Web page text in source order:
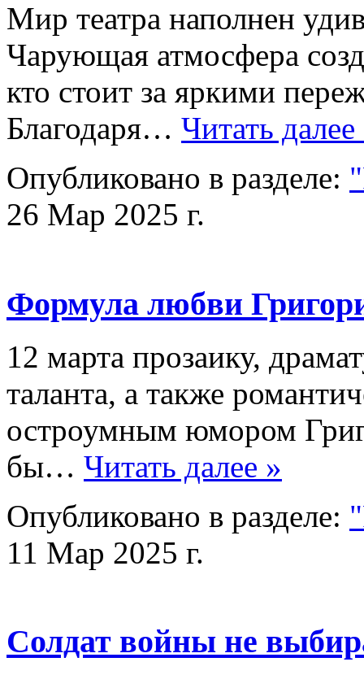
Мир театра наполнен
Чарующая атмосфера
кто стоит за яркими
Благодаря… Читать далее
Опубликовано в разделе:
26 Мар 2025 г.
Формула любви
12 марта прозаику,
таланта, а также
остроумным юмором
бы… Читать далее »
Опубликовано в разделе:
11 Мар 2025 г.
Солдат войны не